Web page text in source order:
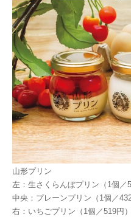
山形プリン
左：生さくらんぼプリン（1個／
中央：プレーンプリン（1個／432
右：いちごプリン（1個／519円）